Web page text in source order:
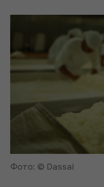
Фото: © Dassai